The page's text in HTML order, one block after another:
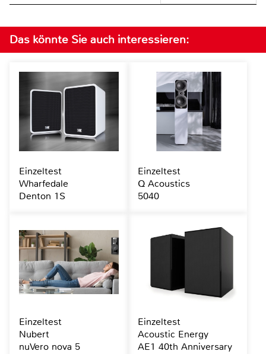
Das könnte Sie auch interessieren:
Einzeltest
Wharfedale
Denton 1S
Einzeltest
Q Acoustics
5040
Einzeltest
Nubert
nuVero nova 5
Einzeltest
Acoustic Energy
AE1 40th Anniversary